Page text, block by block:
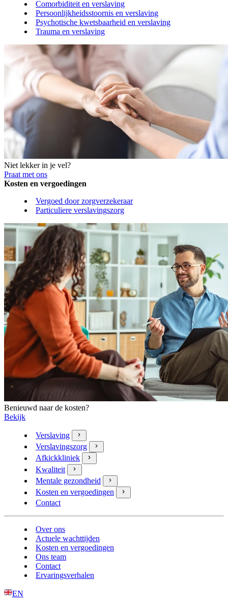
Comorbiditeit en verslaving
Persoonlijkheidsstoornis en verslaving
Psychotische kwetsbaarheid en verslaving
Trauma en verslaving
Niet lekker in je vel?
Praat met ons
Kosten en vergoedingen
Vergoed door zorgverzekeraar
Particuliere verslavingszorg
Benieuwd naar de kosten?
Bekijk
Verslaving
Verslavingszorg
Afkickkliniek
Kwaliteit
Mentale gezondheid
Kosten en vergoedingen
Contact
Over ons
Actuele wachttijden
Kosten en vergoedingen
Ons team
Contact
Ervaringsverhalen
EN